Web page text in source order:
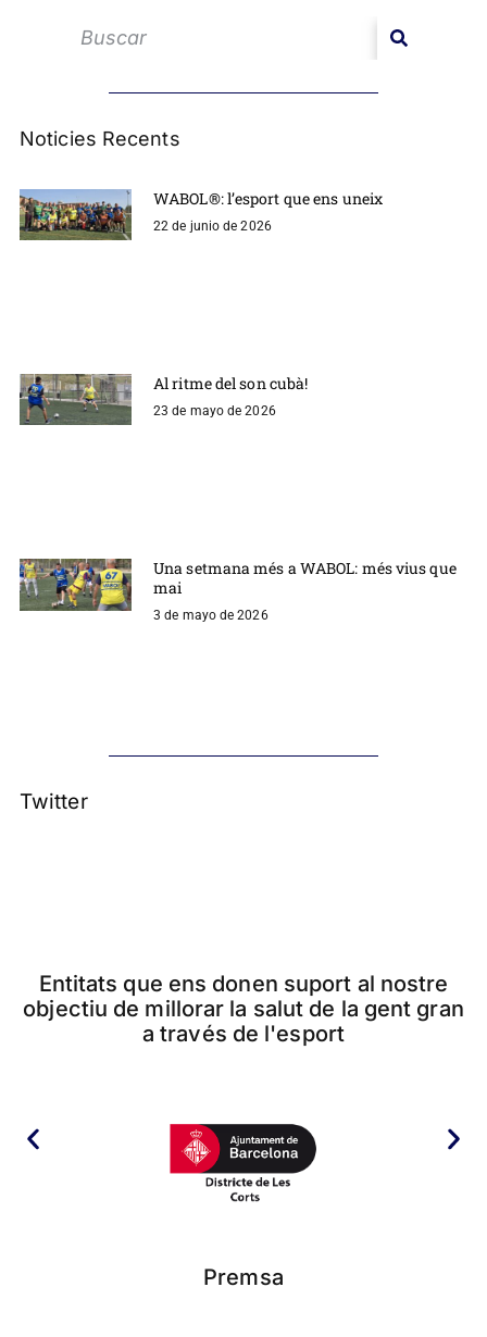
Noticies Recents
WABOL®: l’esport que ens uneix
22 de junio de 2026
Al ritme del son cubà!
23 de mayo de 2026
Una setmana més a WABOL: més vius que
mai
3 de mayo de 2026
Twitter
Entitats que ens donen suport al nostre
objectiu de millorar la salut de la gent gran
a través de l'esport
Premsa